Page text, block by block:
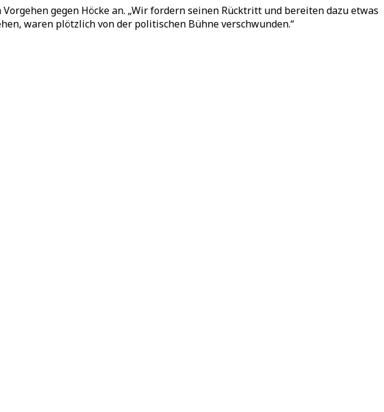
gegen Höcke an. „Wir fordern seinen Rücktritt und bereiten dazu etwas
waren plötzlich von der politischen Bühne verschwunden.“